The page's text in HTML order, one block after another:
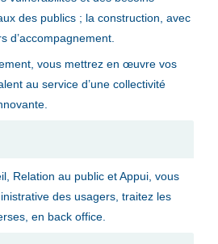
des publics ; la construction, avec
d’accompagnement.
vous mettrez en œuvre vos
au service d’une collectivité
Relation au public et Appui, vous
des usagers, traitez les
en back office.